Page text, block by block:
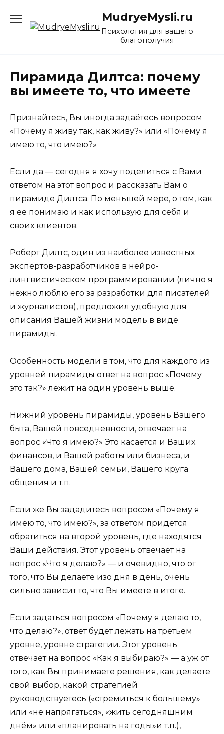
содержанию
MudryeMysli.ru
Психология для вашего
благополучия
Пирамида Дилтса: почему
вы имеете то, что имеете
Признайтесь, Вы иногда задаётесь вопросом
«Почему я живу так, как живу?» или «Почему я
имею то, что имею?»
Если да — сегодня я хочу поделиться с Вами
ответом на этот вопрос и рассказать Вам о
пирамиде Дилтса. По меньшей мере, о том, как
я её понимаю и как использую для себя и
своих клиентов.
Роберт Дилтс, один из наиболее известных
экспертов-разработчиков в нейро-
лингвистическом программировании (лично я
нежно люблю его за разработки для писателей
и журналистов), предложил удобную для
описания Вашей жизни модель в виде
пирамиды.
Особенность модели в том, что для каждого из
уровней пирамиды ответ на вопрос «Почему
это так?» лежит на один уровень выше.
Нижний уровень пирамиды, уровень Вашего
быта, Вашей повседневности, отвечает на
вопрос «Что я имею?» Это касается и Ваших
финансов, и Вашей работы или бизнеса, и
Вашего дома, Вашей семьи, Вашего круга
общения и т.п.
Если же Вы зададитесь вопросом «Почему я
имею то, что имею?», за ответом придётся
обратиться на второй уровень, где находятся
Ваши действия. Этот уровень отвечает на
вопрос «Что я делаю?» — и очевидно, что от
того, что Вы делаете изо дня в день, очень
сильно зависит то, что Вы имеете в итоге.
Если задаться вопросом «Почему я делаю то,
что делаю?», ответ будет лежать на третьем
уровне, уровне стратегии. Этот уровень
отвечает на вопрос «Как я выбираю?» — а уж от
того, как Вы принимаете решения, как делаете
свой выбор, какой стратегией
руководствуетесь («стремиться к большему»
или «не напрягаться», «жить сегодняшним
днём» или «планировать на годы»и т.п.),